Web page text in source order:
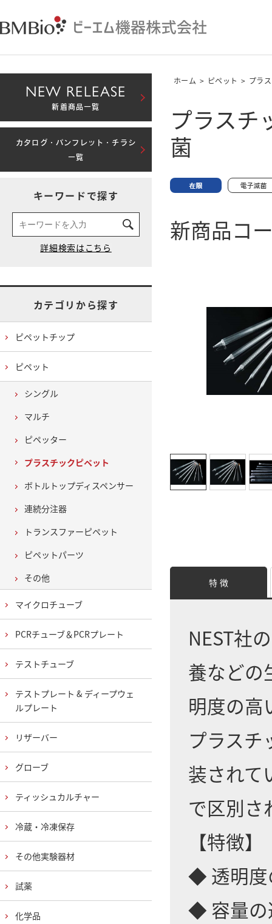
ホーム > ピペット > プラ
プラス
菌
新商品コ
特 徴
NEST社
養などの
明度の高
プラス
装されて
で区別さ
【特徴】
◆ 透明度
◆ 容量の
NEW RELEASE
新着商品一覧
カタログ・パンフレット・チラシ
一覧
キーワードで探す
カテゴリから探す
ピペットチップ
ピペット
シングル
マルチ
ピペッター
プラスチックピペット
ボトルトップディスペンサー
連続分注器
トランスファーピペット
ピペットパーツ
その他
マイクロチューブ
PCRチューブ＆PCRプレート
テストチューブ
テストプレート & ディープウェ
ルプレート
リザーバー
グローブ
ティッシュカルチャー
冷蔵・冷凍保存
その他実験器材
試薬
化学品